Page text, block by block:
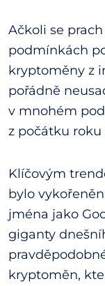
Ačkoli se
podmínkách
kryptoměny z
pořádně
v mnohém
z počátku roku
Klíčovým
bylo
jména jako
giganty
kryptoměn,